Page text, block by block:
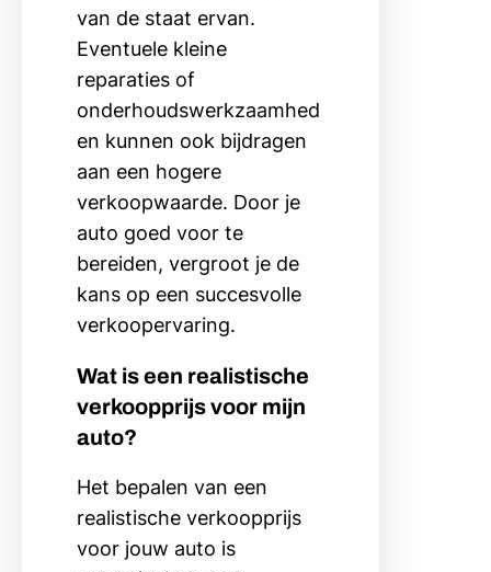
van de staat ervan.
Eventuele kleine
reparaties of
onderhoudswerkzaamhed
en kunnen ook bijdragen
aan een hogere
verkoopwaarde. Door je
auto goed voor te
bereiden, vergroot je de
kans op een succesvolle
verkoopervaring.
Wat is een realistische
verkoopprijs voor mijn
auto?
Het bepalen van een
realistische verkoopprijs
voor jouw auto is